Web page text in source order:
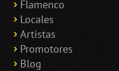
Flamenco
Locales
Artistas
Promotores
Blog